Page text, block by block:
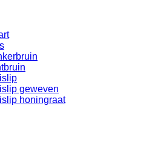
geweven
honingraat